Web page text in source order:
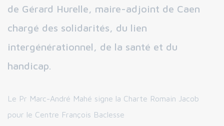
de Gérard Hurelle, maire-adjoint de Caen
chargé des solidarités, du lien
intergénérationnel, de la santé et du
handicap.
Le Pr Marc-André Mahé signe la Charte Romain Jacob
pour le Centre François Baclesse